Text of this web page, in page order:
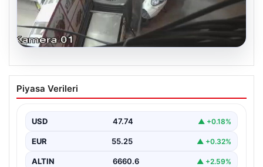
06.08.2026
Bahçelievler’de 4 Katlı Binanın Çökmesi
ve Sonrası Güvenlik Önlemleri
bölge sakinleri ve yetkilileri korkutan anlara sahne oldu.
Piyasa Verileri
USD 47.74 ▲ +0.18%
EUR 55.25 ▲ +0.32%
ALTIN 6660.6 ▲ +2.59%